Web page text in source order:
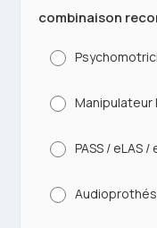
combinaison
Manipulateur
PASS / eLAS /